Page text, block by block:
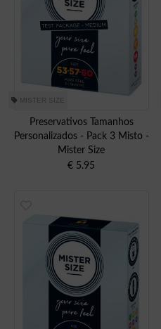
MISTER SIZE
Preservativos Tamanhos
Personalizados - Pack 3 Misto -
Mister Size
€ 5.95